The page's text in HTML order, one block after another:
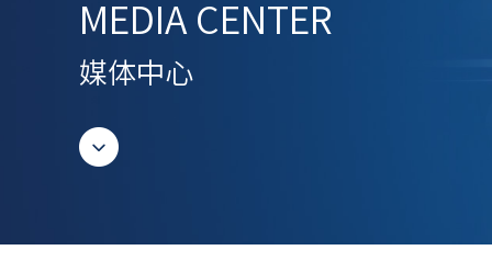
MEDIA CENTER
媒体中心